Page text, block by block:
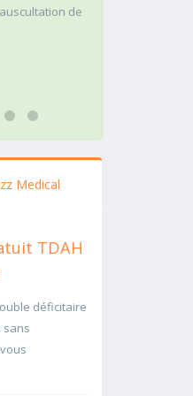
de
Medical
TDAH
déficitaire
sans